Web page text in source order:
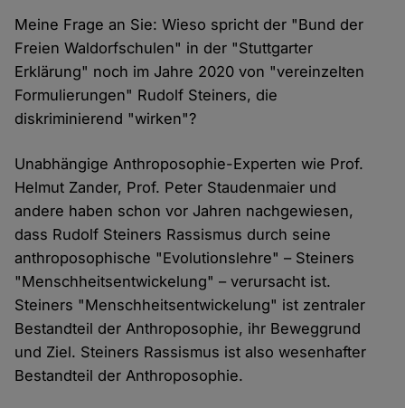
Meine Frage an Sie: Wieso spricht der "Bund der
Freien Waldorfschulen" in der "Stuttgarter
Erklärung" noch im Jahre 2020 von "vereinzelten
Formulierungen" Rudolf Steiners, die
diskriminierend "wirken"?
Unabhängige Anthroposophie-Experten wie Prof.
Helmut Zander, Prof. Peter Staudenmaier und
andere haben schon vor Jahren nachgewiesen,
dass Rudolf Steiners Rassismus durch seine
anthroposophische "Evolutionslehre" – Steiners
"Menschheitsentwickelung" – verursacht ist.
Steiners "Menschheitsentwickelung" ist zentraler
Bestandteil der Anthroposophie, ihr Beweggrund
und Ziel. Steiners Rassismus ist also wesenhafter
Bestandteil der Anthroposophie.